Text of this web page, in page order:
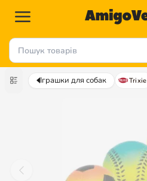
Іграшки для собак Trixie